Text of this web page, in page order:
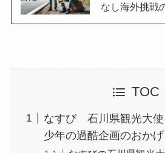
なし海外挑戦
TOC
なすび 石川県観光大
少年の過酷企画のおかげ